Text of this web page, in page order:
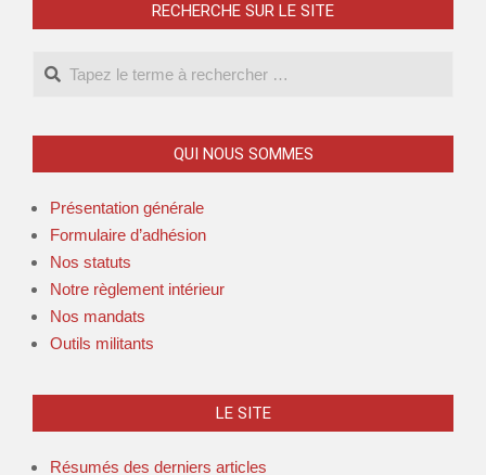
RECHERCHE SUR LE SITE
QUI NOUS SOMMES
Présentation générale
Formulaire d’adhésion
Nos statuts
Notre règlement intérieur
Nos mandats
Outils militants
LE SITE
Résumés des derniers articles